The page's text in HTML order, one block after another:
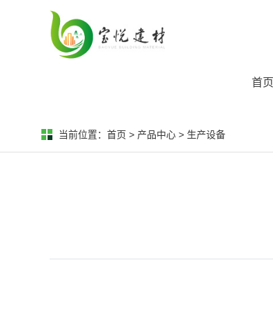
首页
当前位置： 首页 > 产品中心> 生产设备